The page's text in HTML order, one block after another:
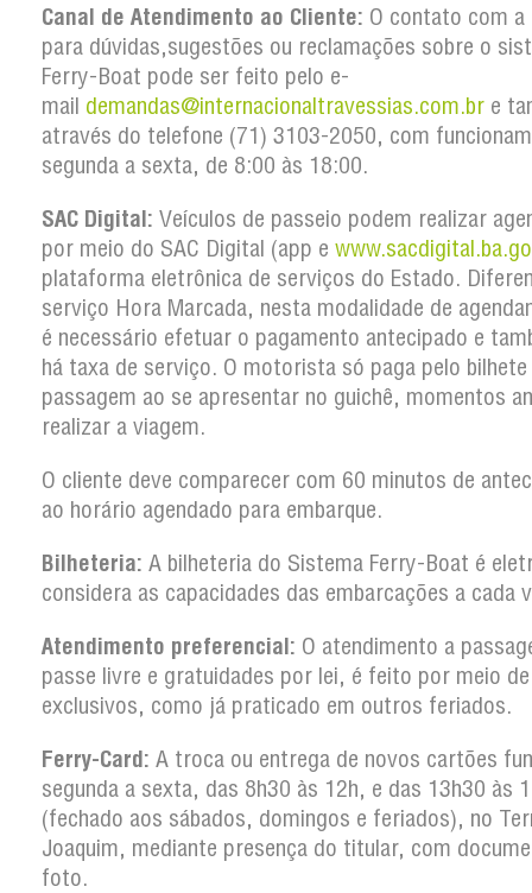
Canal de Atendimento ao Cliente: O contato com a
para dúvidas,sugestões ou reclamações sobre o
Ferry-Boat pode ser feito pelo e-
mail demandas@internacionaltravessias.com.br e
através do telefone (71) 3103-2050, com
segunda a sexta, de 8:00 às 18:00.
SAC Digital: Veículos de passeio podem realizar
por meio do SAC Digital (app e
plataforma eletrônica de serviços do Estado.
serviço Hora Marcada, nesta modalidade de
é necessário efetuar o pagamento antecipado e
há taxa de serviço. O motorista só paga pelo bilhete
passagem ao se apresentar no guichê, momentos
realizar a viagem.
O cliente deve comparecer com 60 minutos de
ao horário agendado para embarque.
Bilheteria: A bilheteria do Sistema Ferry-Boat é
considera as capacidades das embarcações a cada
Atendimento preferencial: O atendimento a
passe livre e gratuidades por lei, é feito por meio
exclusivos, como já praticado em outros feriados.
Ferry-Card: A troca ou entrega de novos cartões
segunda a sexta, das 8h30 às 12h, e das 13h30 às
(fechado aos sábados, domingos e feriados), no
Joaquim, mediante presença do titular, com
foto.